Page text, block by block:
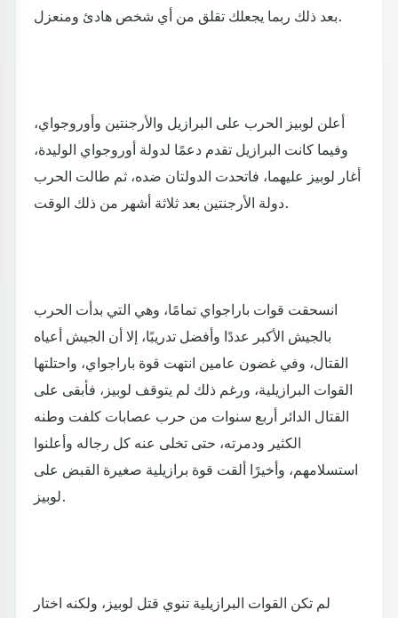
بعد ذلك ربما يجعلك تقلق من أي شخص هادئ ومنعزل.
أعلن لوبيز الحرب على البرازيل والأرجنتين وأوروجواي،
وفيما كانت البرازيل تقدم دعمًا لدولة أوروجواي الوليدة،
أغار لوبيز عليهما، فاتحدت الدولتان ضده، ثم طالت الحرب
دولة الأرجنتين بعد ثلاثة أشهر من ذلك الوقت.
انسحقت قوات باراجواي تمامًا، وهي التي بدأت الحرب
بالجيش الأكبر عددًا وأفضل تدريبًا، إلا أن الجيش أعياه
القتال، وفي غضون عامين انتهت قوة باراجواي، واحتلتها
القوات البرازيلية، ورغم ذلك لم يتوقف لوبيز، فأبقى على
القتال الدائر أربع سنوات من حرب عصابات كلفت وطنه
الكثير ودمرته، حتى تخلى عنه كل رجاله وأعلنوا
استسلامهم، وأخيرًا ألقت قوة برازيلية صغيرة القبض على
لوبيز.
لم تكن القوات البرازيلية تنوي قتل لوبيز، ولكنه اختار